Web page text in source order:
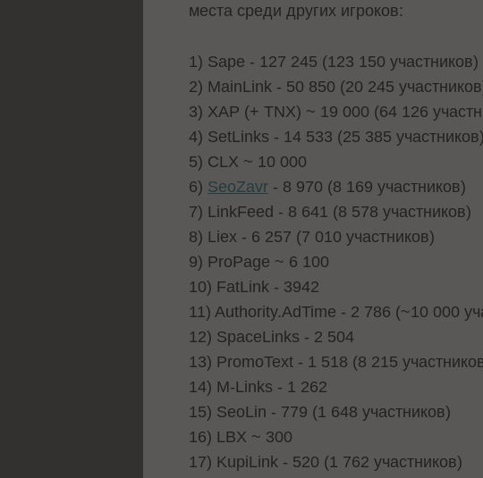
места среди других игроков:
1) Sape - 127 245 (123 150 участников)
2) MainLink - 50 850 (20 245
3) XAP (+ TNX) ~ 19 000 (64 126
4) SetLinks - 14 533 (25 385 участников)
5) CLX ~ 10 000
6) SeoZavr - 8 970 (8 169 участников)
7) LinkFeed - 8 641 (8 578 участников)
8) Liex - 6 257 (7 010 участников)
9) ProPage ~ 6 100
10) FatLink - 3942
11) Authority.AdTime - 2 786 (~10 000
12) SpaceLinks - 2 504
13) PromoText - 1 518 (8 215
14) M-Links - 1 262
15) SeoLin - 779 (1 648 участников)
16) LBX ~ 300
17) KupiLink - 520 (1 762 участников)